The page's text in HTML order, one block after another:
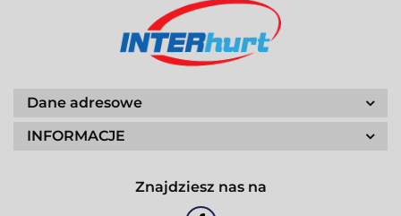
Dane adresowe
INFORMACJE
Znajdziesz nas na